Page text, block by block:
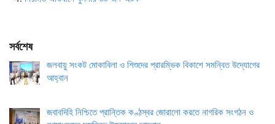
সর্বশেষ
জলবায়ু সংকট মোকাবিলা ও শিশুদের প্রারম্ভিক বিকাশে সমন্বিত উদ্যোগের
আহ্বান
জবাবদিহি নিশ্চিতে প্রান্তিক কণ্ঠস্বর জোরালো করতে নাগরিক সংগঠন ও